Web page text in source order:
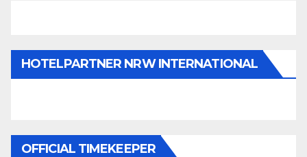
HOTELPARTNER NRW INTERNATIONAL
OFFICIAL TIMEKEEPER